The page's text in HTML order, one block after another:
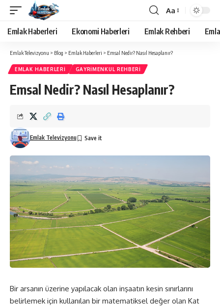
Yazı
Tipi
Boyutlandırıcı
Aa
Emlak Haberleri Ekonomi Haberleri Emlak Rehberi
Emlak Televizyonu > Blog > Emlak Haberleri > Emsal Nedir? Nasıl Hesaplanır?
EMLAK HABERLERI GAYRIMENKUL REHBERI
Emsal Nedir? Nasıl Hesaplanır?
Emlak Televizyonu
Bir arsanın üzerine yapılacak olan inşaatın kesin sınırlarını
belirlemek için kullanılan bir matematiksel değer olan Kat